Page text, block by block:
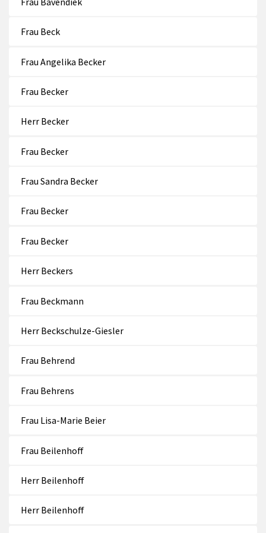
Frau Beck
Frau Angelika Becker
Frau Becker
Herr Becker
Frau Becker
Frau Sandra Becker
Frau Becker
Frau Becker
Herr Beckers
Frau Beckmann
Herr Beckschulze-Giesler
Frau Behrend
Frau Behrens
Frau Lisa-Marie Beier
Frau Beilenhoff
Herr Beilenhoff
Herr Beilenhoff